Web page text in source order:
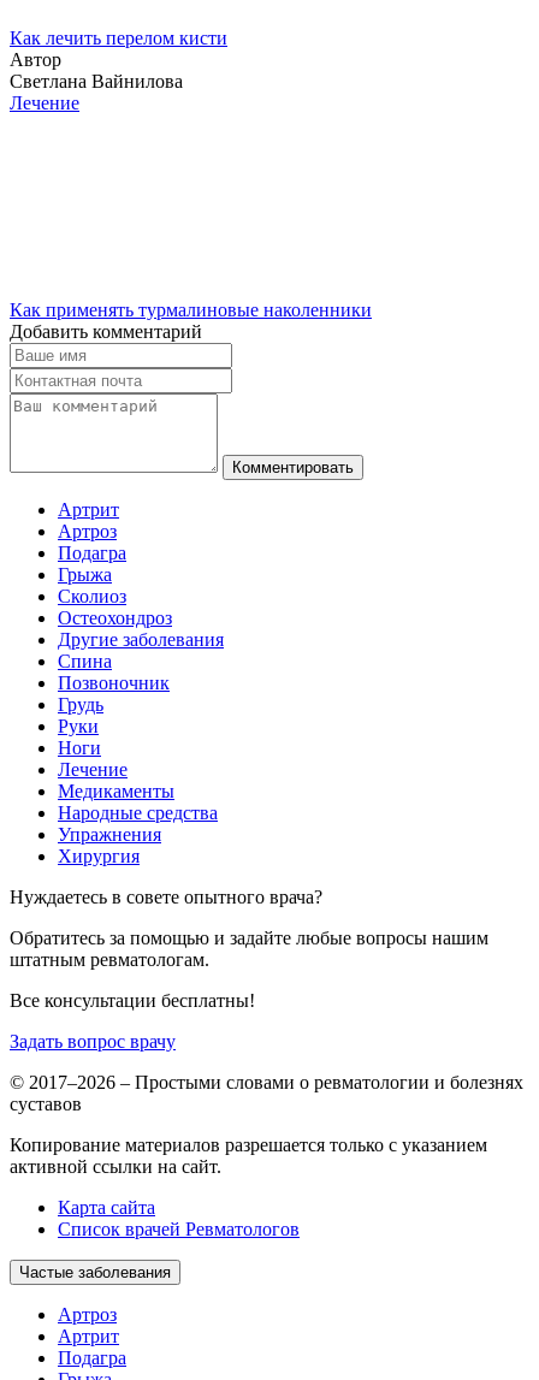
Как лечить перелом кисти
Автор
Светлана Вайнилова
Лечение
Как применять турмалиновые наколенники
Добавить комментарий
Комментировать
Артрит
Артроз
Подагра
Грыжа
Сколиоз
Остеохондроз
Другие заболевания
Спина
Позвоночник
Грудь
Руки
Ноги
Лечение
Медикаменты
Народные средства
Упражнения
Хирургия
Нуждаетесь в совете опытного врача?
Обратитесь за помощью и задайте любые вопросы нашим
штатным ревматологам.
Все консультации бесплатны!
Задать вопрос врачу
© 2017–2026 – Простыми словами о ревматологии и болезнях
суставов
Копирование материалов разрешается только с указанием
активной ссылки на сайт.
Карта сайта
Список врачей Ревматологов
Частые заболевания
Артроз
Артрит
Подагра